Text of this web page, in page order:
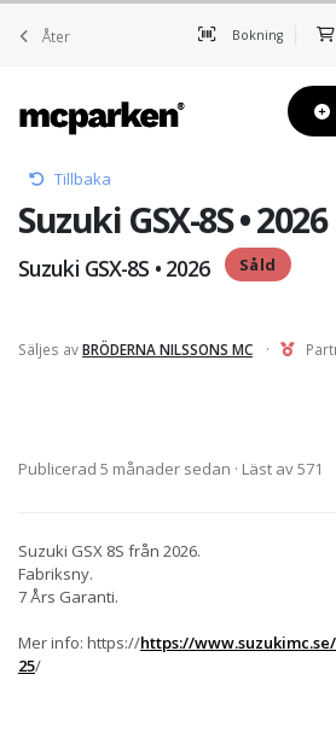
Åter Bokning
Tillbaka
Suzuki GSX-8S • 2026
Suzuki GSX-8S • 2026 Såld
Säljes avBRÖDERNA NILSSONS MC ·
Publicerad 5 månader sedan · Läst av 571
Suzuki GSX 8S från 2026.
Fabriksny.
7 Års Garanti.
Mer info: https://https://
25/